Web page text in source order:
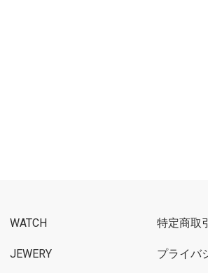
WATCH
JEWERY
特定商取
プライバ